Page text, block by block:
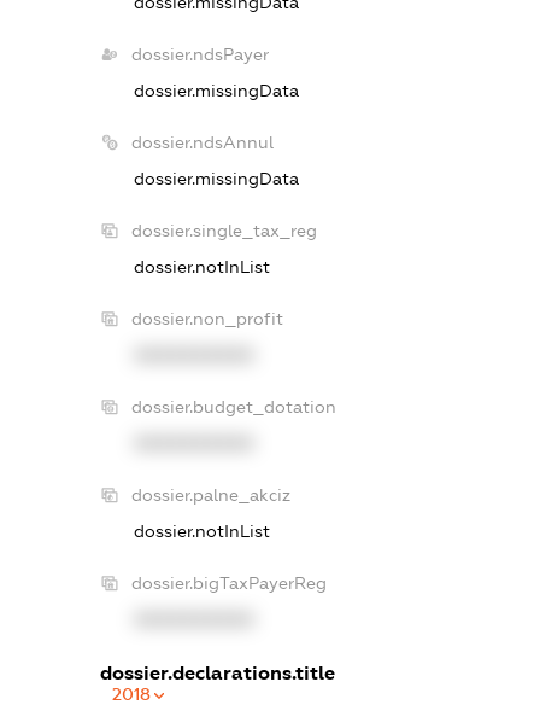
dossier.ndsPayer
dossier.missingData
dossier.ndsAnnul
dossier.missingData
dossier.single_tax_reg
dossier.notInList
dossier.non_profit
dossier.budget_dotation
dossier.palne_akciz
dossier.notInList
dossier.bigTaxPayerReg
dossier.declarations.title
2018